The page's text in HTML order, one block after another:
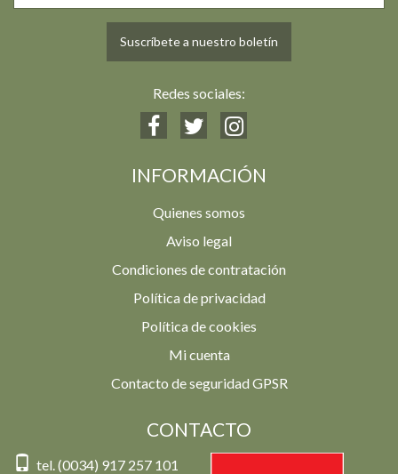
Suscríbete a nuestro boletín
Redes sociales:
INFORMACIÓN
Quienes somos
Aviso legal
Condiciones de contratación
Política de privacidad
Política de cookies
Mi cuenta
Contacto de seguridad GPSR
CONTACTO
tel. (0034) 917 257 101